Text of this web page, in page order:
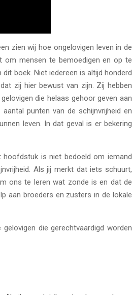
zien wij hoe ongelovigen leven in de
om mensen te bemoedigen en op te
boek. Niet iedereen is altijd honderd
zij hier bewust van zijn. Zij hebben
die helaas gehoor geven aan
punten van de schijnvrijheid en
leven. In dat geval is er bekering
is niet bedoeld om iemand
Als jij merkt dat iets schuurt,
ons te leren wat zonde is en dat de
aan broeders en zusters in de lokale
die gerechtvaardigd worden